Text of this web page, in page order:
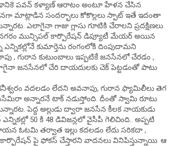
పవన్ కళ్యాణ్ ఆరాటం అంటూ హేళన చేసిన
మాట్లాడిన సందర్భాలు కోకొల్లలు స్పాట్ ఇతే ఇదంతా
ఎలాగైనా గాజు గ్లాసు గూటికి చేరాలని ప్రదక్షిణలు
మున్సిపల్ కార్పొరేషన్ డిప్యూటీ మేయర్ అయిన
కుమార్తెను రంగంలోకి దింపుదామని
, గురాన కుటుంబాలు ఇప్పటికే జనసేనలో చేరడం ,
జనసేనలో చేరి దాయదులకు చెక్ పెట్టడంతో పాటు
వదలడం లేదని అవనాపు, గురాన ఫ్యామిలీలు తెగ
అన్నారనే టాక్ నడుస్తోంది. దీంతో స్వామి రూటు
పెద్ద అల్లుడు ద్వారా జనసేన కీలక నాయకుడు
50 కి 48 డివిజన్లలో వైసీపీ గెలిచింది.. అప్పటి
ఓటమి తర్వాత ఇల్లు కదలడం లేదు సరికదా ,
పై ఫోకస్ చేస్తారని వాదనలు వినిపిస్తున్నాయి. ఆ